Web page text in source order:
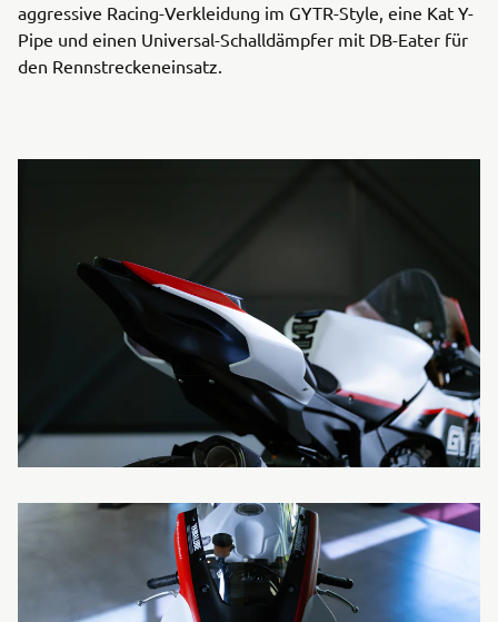
aggressive Racing-Verkleidung im GYTR-Style, eine Kat Y-
Pipe und einen Universal-Schalldämpfer mit DB-Eater für
den Rennstreckeneinsatz.